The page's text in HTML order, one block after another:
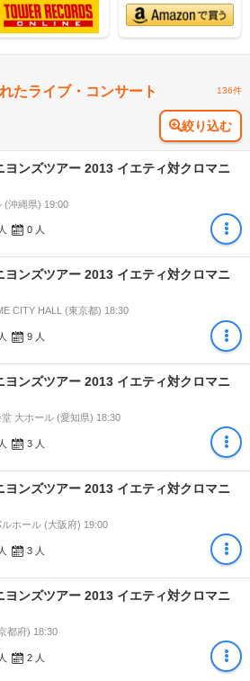
たライブ・コンサート 136件
絞り込む
ヨンズツアー 2013 イエティ対クロマニ
(沖縄県) 19:00
人 0 人
ヨンズツアー 2013 イエティ対クロマニ
CITY HALL (東京都) 18:30
人 9 人
ヨンズツアー 2013 イエティ対クロマニ
大ホール (愛知県) 18:30
人 3 人
ヨンズツアー 2013 イエティ対クロマニ
ホール (大阪府) 19:00
人 3 人
ヨンズツアー 2013 イエティ対クロマニ
都府) 18:30
人 2 人